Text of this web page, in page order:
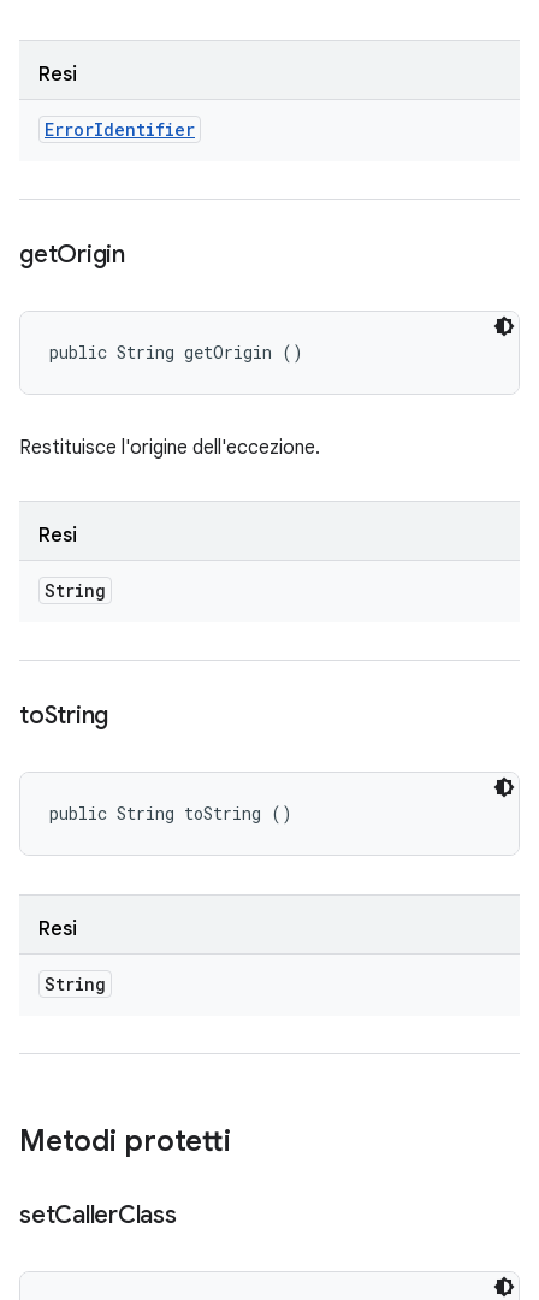
Resi
ErrorIdentifier
getOrigin
public String getOrigin ()
Restituisce l'origine dell'eccezione.
Resi
String
toString
public String toString ()
Resi
String
Metodi protetti
setCallerClass